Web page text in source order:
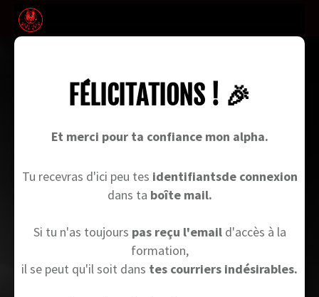
FÉLICITATIONS ! 🎉
Et merci pour ta confiance mon alpha.
Tu recevras d'ici peu tes identifiantsde connexion
dans ta boîte mail.
Si tu n'as toujours pas reçu l'emaild'accès à la
formation,
il se peut qu'il soit dans tes courriers indésirables.